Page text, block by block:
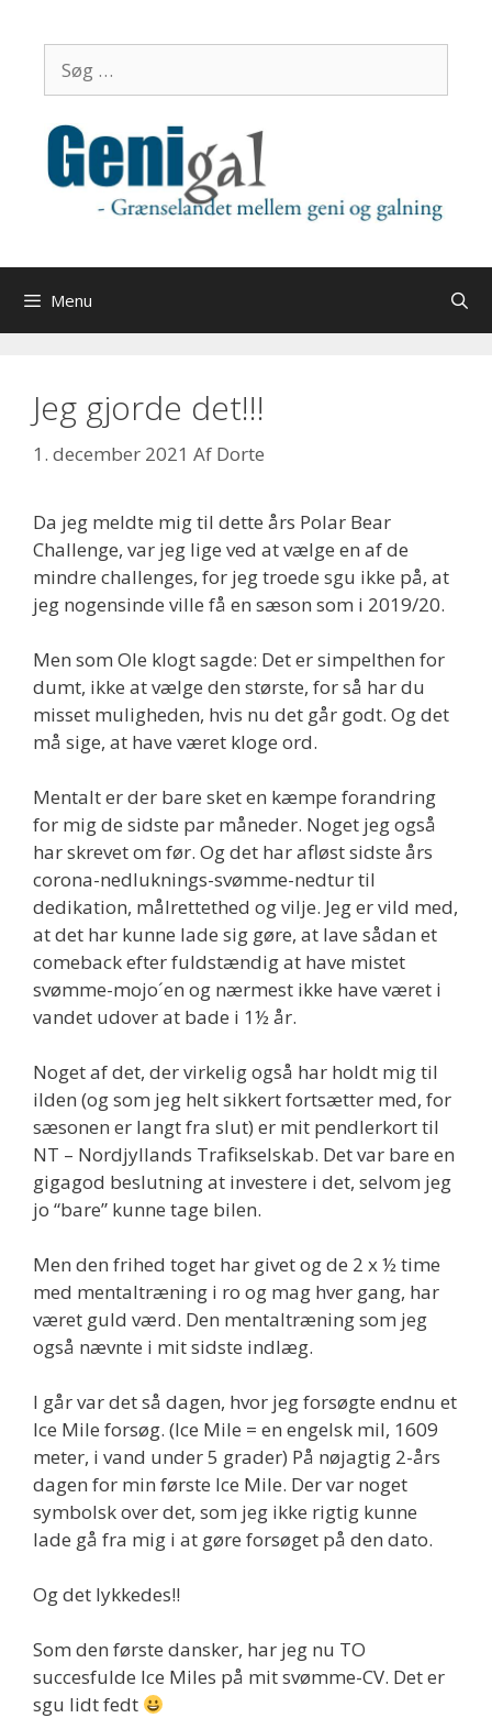
indhold
efter:
Menu
Jeg gjorde det!!!
1. december 2021 Af Dorte
Da jeg meldte mig til dette års Polar Bear
Challenge, var jeg lige ved at vælge en af de
mindre challenges, for jeg troede sgu ikke på, at
jeg nogensinde ville få en sæson som i 2019/20.
Men som Ole klogt sagde: Det er simpelthen for
dumt, ikke at vælge den største, for så har du
misset muligheden, hvis nu det går godt. Og det
må sige, at have været kloge ord.
Mentalt er der bare sket en kæmpe forandring
for mig de sidste par måneder. Noget jeg også
har skrevet om før. Og det har afløst sidste års
corona-nedluknings-svømme-nedtur til
dedikation, målrettethed og vilje. Jeg er vild med,
at det har kunne lade sig gøre, at lave sådan et
comeback efter fuldstændig at have mistet
svømme-mojo´en og nærmest ikke have været i
vandet udover at bade i 1½ år.
Noget af det, der virkelig også har holdt mig til
ilden (og som jeg helt sikkert fortsætter med, for
sæsonen er langt fra slut) er mit pendlerkort til
NT – Nordjyllands Trafikselskab. Det var bare en
gigagod beslutning at investere i det, selvom jeg
jo “bare” kunne tage bilen.
Men den frihed toget har givet og de 2 x ½ time
med mentaltræning i ro og mag hver gang, har
været guld værd. Den mentaltræning som jeg
også nævnte i mit sidste indlæg.
I går var det så dagen, hvor jeg forsøgte endnu et
Ice Mile forsøg. (Ice Mile = en engelsk mil, 1609
meter, i vand under 5 grader) På nøjagtig 2-års
dagen for min første Ice Mile. Der var noget
symbolsk over det, som jeg ikke rigtig kunne
lade gå fra mig i at gøre forsøget på den dato.
Og det lykkedes!!
Som den første dansker, har jeg nu TO
succesfulde Ice Miles på mit svømme-CV. Det er
sgu lidt fedt